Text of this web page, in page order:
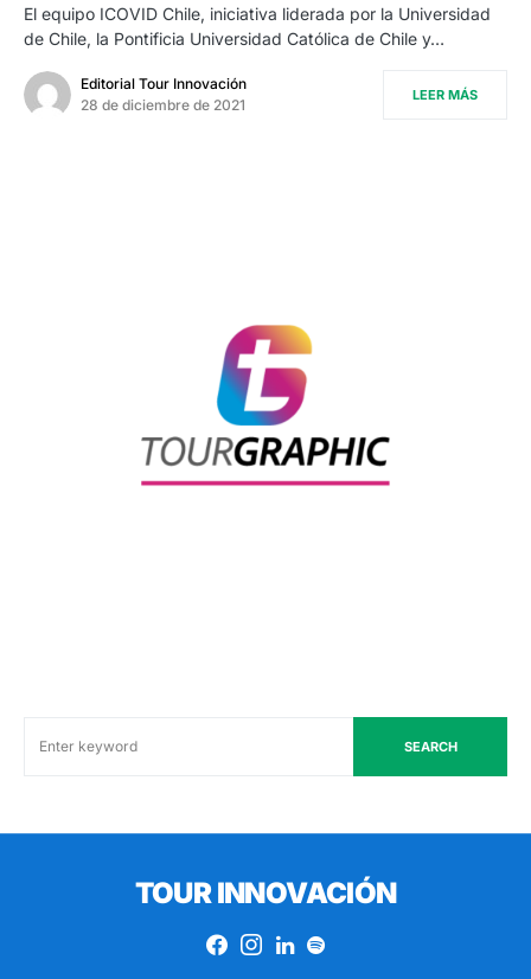
El equipo ICOVID Chile, iniciativa liderada por la Universidad
de Chile, la Pontificia Universidad Católica de Chile y…
Editorial Tour Innovación
28 de diciembre de 2021
LEER MÁS
SEARCH
TOUR INNOVACIÓN